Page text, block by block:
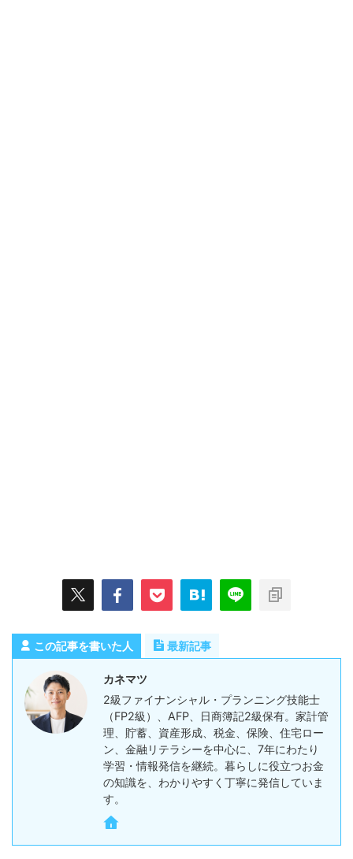
この記事を書いた人 最新記事
カネマツ
2級ファイナンシャル・プランニング技能士
（FP2級）、AFP、日商簿記2級保有。家計管
理、貯蓄、資産形成、税金、保険、住宅ロー
ン、金融リテラシーを中心に、7年にわたり
学習・情報発信を継続。暮らしに役立つお金
の知識を、わかりやすく丁寧に発信していま
す。